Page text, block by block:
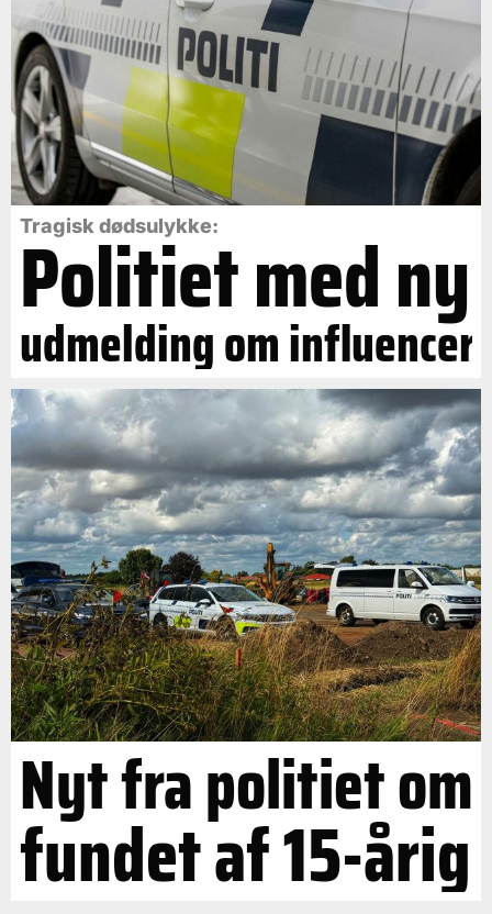
Tragisk dødsulykke:
Politiet med ny
udmelding om influencer
Nyt fra politiet om
fundet af 15-årig